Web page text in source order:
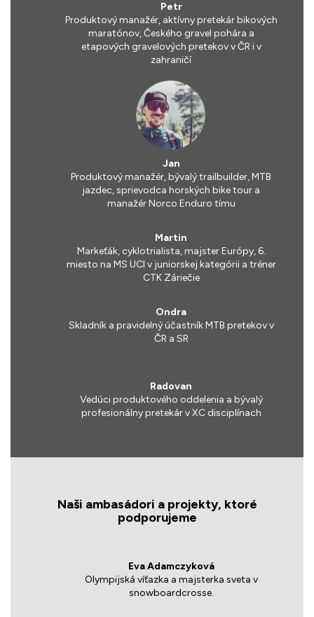
Petr
Produktový manažér, aktívny pretekár bikových
maratónov, Českého gravel pohára a
etapových gravelových pretekov v ČR i v
zahraničí
Jan
Produktový manažér, bývalý trailbuilder, MTB
jazdec, sprievodca horských bike tour a
manažér Norco Enduro tímu
Martin
Markeťák, cyklotrialista, majster Európy, 6.
miesto na MS UCI v juniorskej kategórii a tréner
CTK Záriečie
Ondra
Skladník a pravidelný účastník MTB pretekov v
ČR a SR
Radovan
Vedúci produktového oddelenia a bývalý
profesionálny pretekár v XC disciplínach
Naši ambasádori a projekty, ktoré
podporujeme
Eva Adamczyková
Olympijská víťazka a majsterka sveta v
snowboardcrosse.